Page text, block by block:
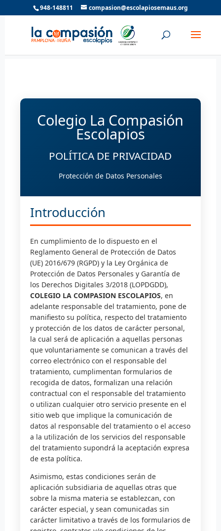
948-148811 compasion@escolapiosemaus.org
Colegio La Compasión
Escolapios
POLÍTICA DE PRIVACIDAD
Protección de Datos Personales
Introducción
En cumplimiento de lo dispuesto en el
Reglamento General de Protección de Datos
(UE) 2016/679 (RGPD) y la Ley Orgánica de
Protección de Datos Personales y Garantía de
los Derechos Digitales 3/2018 (LOPDGDD),
COLEGIO LA COMPASION ESCOLAPIOS, en
adelante responsable del tratamiento, pone de
manifiesto su política, respecto del tratamiento
y protección de los datos de carácter personal,
la cual será de aplicación a aquellas personas
que voluntariamente se comunican a través del
correo electrónico con el responsable del
tratamiento, cumplimentan formularios de
recogida de datos, formalizan una relación
contractual con el responsable del tratamiento
o utilizan cualquier otro servicio presente en el
sitio web que implique la comunicación de
datos al responsable del tratamiento o el acceso
a la utilización de los servicios del responsable
del tratamiento supondrá la aceptación expresa
de esta política.
Asimismo, estas condiciones serán de
aplicación subsidiaria de aquellas otras que
sobre la misma materia se establezcan, con
carácter especial, y sean comunicadas sin
carácter limitativo a través de los formularios de